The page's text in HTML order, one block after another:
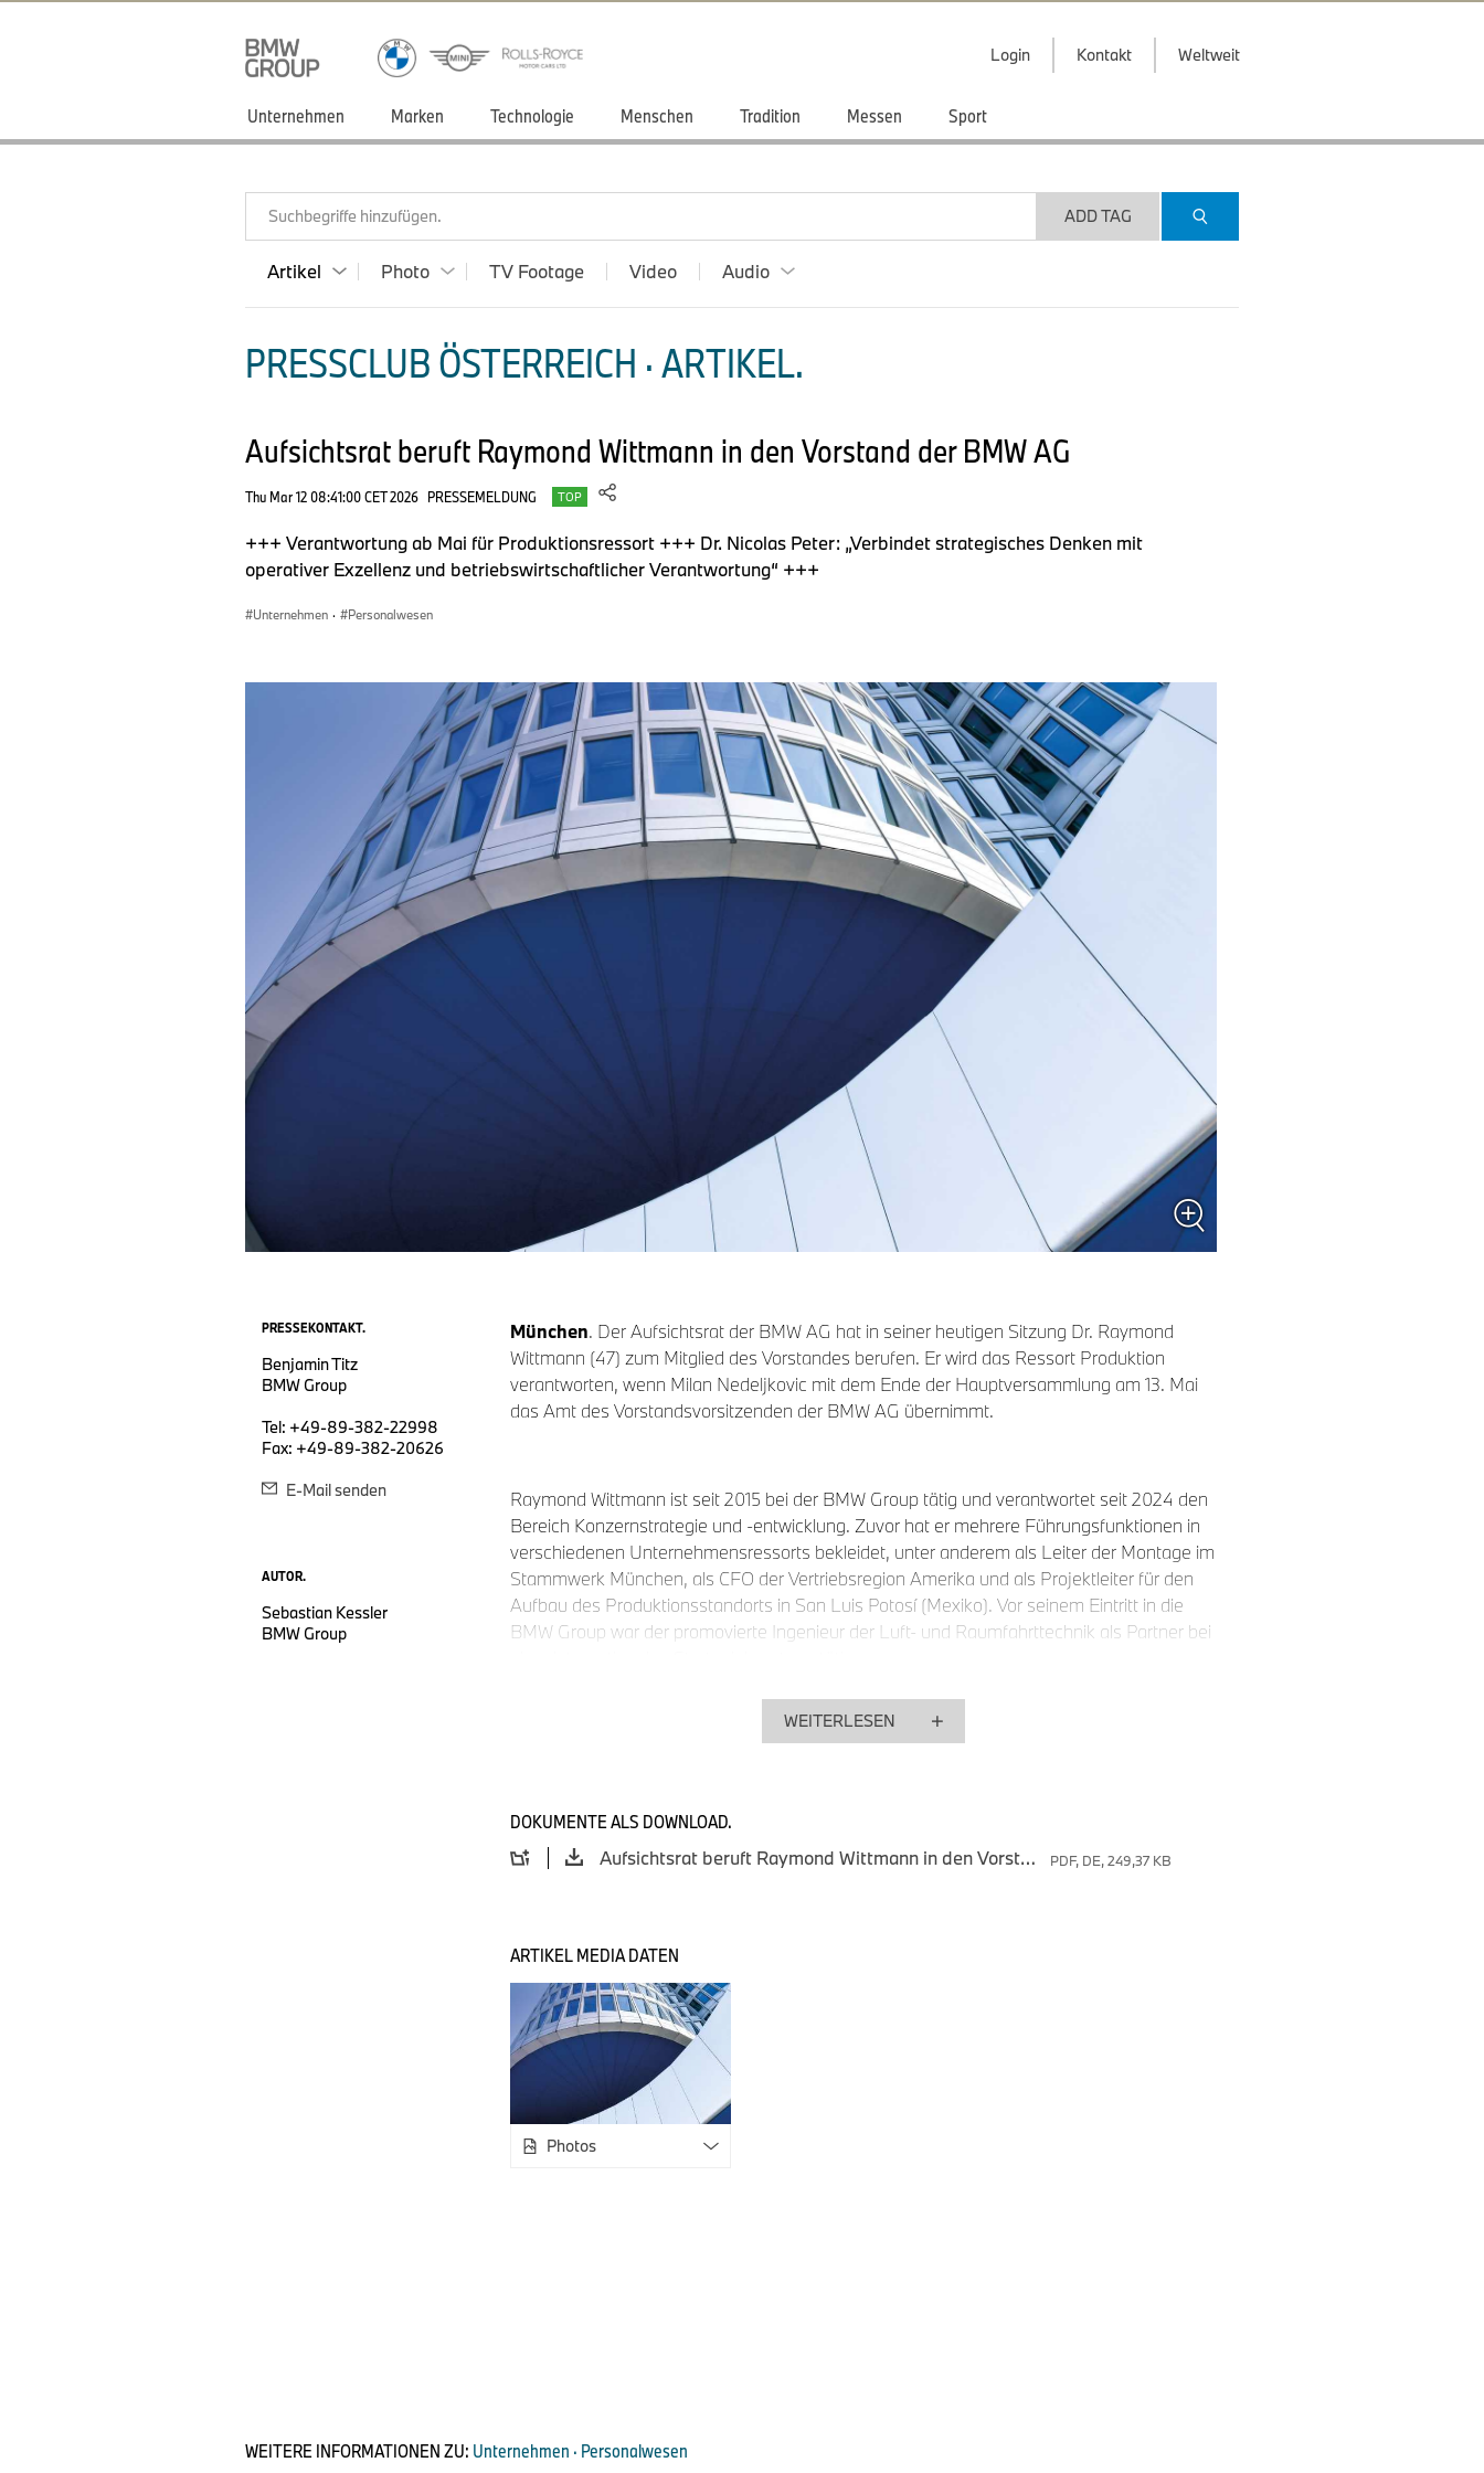
Login Kontakt Weltweit
Unternehmen Marken Technologie Menschen Tradition Messen Sport
Suchbegriffe hinzufügen. ADD TAG
Artikel Photo TV Footage Video Audio
PRESSCLUB ÖSTERREICH · ARTIKEL.
Aufsichtsrat beruft Raymond Wittmann in den Vorstand der BMW AG
Thu Mar 12 08:41:00 CET 2026 PRESSEMELDUNG TOP
+++ Verantwortung ab Mai für Produktionsressort +++ Dr. Nicolas Peter: „Verbindet strategisches Denken mit
operativer Exzellenz und betriebswirtschaftlicher Verantwortung“ +++
Unternehmen · Personalwesen
PRESSEKONTAKT.
Benjamin Titz
BMW Group
Tel: +49-89-382-22998
Fax: +49-89-382-20626
E-Mail senden
AUTOR.
Sebastian Kessler
BMW Group
München. Der Aufsichtsrat der BMW AG hat in seiner heutigen Sitzung Dr. Raymond
Wittmann (47) zum Mitglied des Vorstandes berufen. Er wird das Ressort Produktion
verantworten, wenn Milan Nedeljkovic mit dem Ende der Hauptversammlung am 13. Mai
das Amt des Vorstandsvorsitzenden der BMW AG übernimmt.
Raymond Wittmann ist seit 2015 bei der BMW Group tätig und verantwortet seit 2024 den
Bereich Konzernstrategie und -entwicklung. Zuvor hat er mehrere Führungsfunktionen in
verschiedenen Unternehmensressorts bekleidet, unter anderem als Leiter der Montage im
Stammwerk München, als CFO der Vertriebsregion Amerika und als Projektleiter für den
Aufbau des Produktionsstandorts in San Luis Potosí (Mexiko). Vor seinem Eintritt in die
BMW Group war der promovierte Ingenieur der Luft- und Raumfahrttechnik als Partner bei
„Raymond Wittmann verbindet strategisches Denken mit operativer Exzellenz und
entscheidenden Qualitäten für die Führung des Produktionsressorts“, sagte der
Vorsitzende des Aufsichtsrats der BMW AG, Dr. Nicolas Peter. „Raymond Wittmann
Bitte wenden Sie sich bei Rückfragen an:
BMW Group Unternehmenskommunikation
WEITERLESEN
DOKUMENTE ALS DOWNLOAD.
Aufsichtsrat beruft Raymond Wittmann in den Vorstand der BMW AG
PDF, DE, 249,37 KB
ARTIKEL MEDIA DATEN
Photos
WEITERE INFORMATIONEN ZU: Unternehmen · Personalwesen